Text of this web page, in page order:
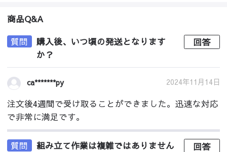
商品Q&A
質問
購入後、いつ頃の発送となります
か？
回答
ca*******py 2024年11月14日
注文後4週間で受け取ることができました。迅速な対応
で非常に満足です。
質問 組み立て作業は複雑ではありません 回答